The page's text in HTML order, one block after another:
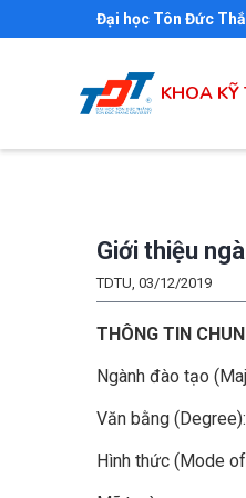
Đại học Tôn Đức
KHOA KỸ
Giới thiệu
TDTU, 03/12/2019
THÔNG TIN
Ngành đào tạo
Văn bằng
Hình thức (Mode